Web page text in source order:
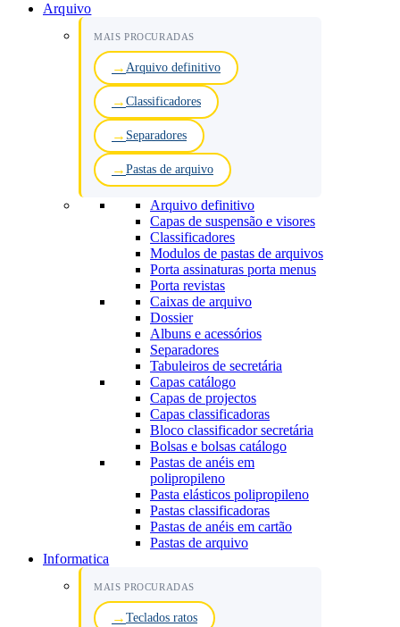
Arquivo
MAIS PROCURADAS
Arquivo definitivo
Classificadores
Separadores
Pastas de arquivo
Arquivo definitivo
Capas de suspensão e visores
Classificadores
Modulos de pastas de arquivos
Porta assinaturas porta menus
Porta revistas
Caixas de arquivo
Dossier
Albuns e acessórios
Separadores
Tabuleiros de secretária
Capas catálogo
Capas de projectos
Capas classificadoras
Bloco classificador secretária
Bolsas e bolsas catálogo
Pastas de anéis em
polipropileno
Pasta elásticos polipropileno
Pastas classificadoras
Pastas de anéis em cartão
Pastas de arquivo
Informatica
MAIS PROCURADAS
Teclados ratos